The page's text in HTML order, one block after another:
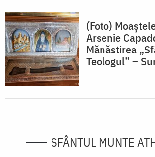
(Foto)
Arsenie
Mănăstirea
Teologul” –
SFÂNTUL MUNTE